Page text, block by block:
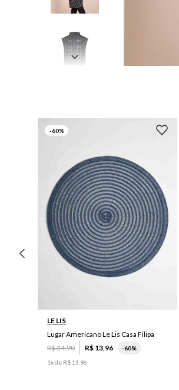
-60%
LE LIS
Lugar Americano Le Lis Casa Filipa
R$34,90 R$ 13,96 -60%
1x de R$ 13 96